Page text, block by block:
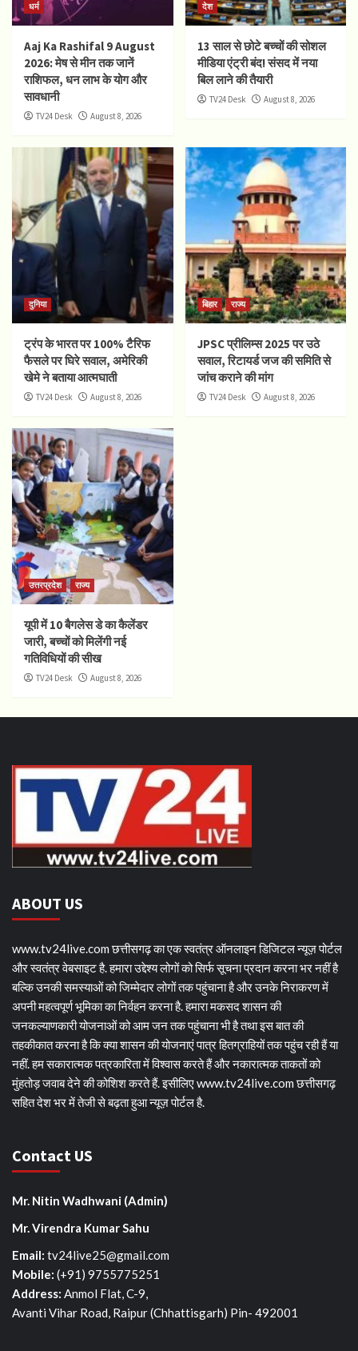
धर्म
Aaj Ka Rashifal 9 August
2026: मेष से मीन तक जानें
राशिफल, धन लाभ के योग और
सावधानी
TV24 Desk August 8, 2026
देश
13 साल से छोटे बच्चों की सोशल
मीडिया एंट्री बंद! संसद में नया
बिल लाने की तैयारी
TV24 Desk August 8, 2026
दुनिया
ट्रंप के भारत पर 100% टैरिफ
फैसले पर घिरे सवाल, अमेरिकी
खेमे ने बताया आत्मघाती
TV24 Desk August 8, 2026
बिहार राज्य
JPSC प्रीलिम्स 2025 पर उठे
सवाल, रिटायर्ड जज की समिति से
जांच कराने की मांग
TV24 Desk August 8, 2026
उत्तरप्रदेश राज्य
यूपी में 10 बैगलेस डे का कैलेंडर
जारी, बच्चों को मिलेंगी नई
गतिविधियों की सीख
TV24 Desk August 8, 2026
ABOUT US
www.tv24live.com छत्तीसगढ़ का एक स्वतंत्र ऑनलाइन डिजिटल न्यूज़ पोर्टल
और स्वतंत्र वेबसाइट है. हमारा उद्देश्य लोगों को सिर्फ सूचना प्रदान करना भर नहीं है
बल्कि उनकी समस्याओं को जिम्मेदार लोगों तक पहुंचाना है और उनके निराकरण में
अपनी महत्वपूर्ण भूमिका का निर्वहन करना है. हमारा मकसद शासन की
जनकल्याणकारी योजनाओं को आम जन तक पहुंचाना भी है तथा इस बात की
तहकीकात करना है कि क्या शासन की योजनाएं पात्र हितग्राहियों तक पहुंच रही हैं या
नहीं. हम सकारात्मक पत्रकारिता में विश्वास करते हैं और नकारात्मक ताकतों को
मुंहतोड़ जवाब देने की कोशिश करते हैं. इसीलिए www.tv24live.com छत्तीसगढ़
सहित देश भर में तेजी से बढ़ता हुआ न्यूज़ पोर्टल है.
Contact US
Mr. Nitin Wadhwani (Admin)
Mr. Virendra Kumar Sahu
Email: tv24live25@gmail.com
Mobile: ‪ (+91) 9755775251‬
Address: Anmol Flat, C-9,
Avanti Vihar Road, Raipur (Chhattisgarh) Pin- 492001